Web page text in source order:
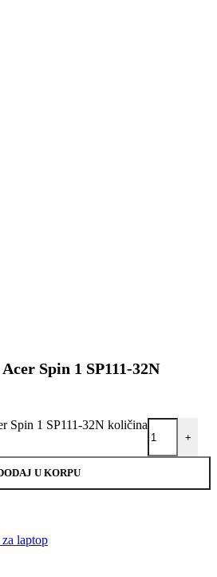
Spin 1 SP111-32N
Spin 1 SP111-32N količina
+
U KORPU
laptop